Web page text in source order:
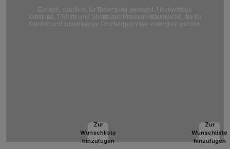
Einfach, sportlich, für Bewegung gemacht. Hochwertige
Tanktops, T-Shirts und Shorts aus Premium-Baumwolle, die für
Komfort und zuverlässige Druckergebnisse entwickelt wurden.
Zur
Wunschliste
hinzufügen
Zur
Wunschliste
hinzufügen